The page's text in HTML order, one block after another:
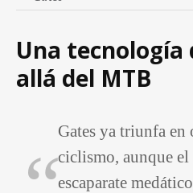
Una tecnología
allá del MTB
Gates ya triunfa en
ciclismo, aunque el
escaparate medático